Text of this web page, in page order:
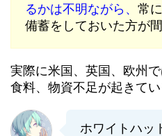
るかは不明ながら、 常
備蓄をしておいた方が間
実際に米国、英国、欧州
食料、物資不足が起きてい
ホワイトハッ